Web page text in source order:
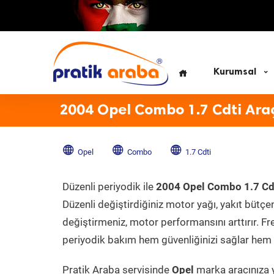
Kurumsal
2004 Opel Combo 1.7 Cdti
Opel Combo 1.7 Cdti
Düzenli periyodik ile 2004 Opel Combo 1.7
Düzenli değiştirdiğiniz motor yağı, yakıt
değiştirmeniz, motor performansını arttırır.
periyodik bakım hem güvenliğinizi sağlar hem
Pratik Araba servisinde Opel marka